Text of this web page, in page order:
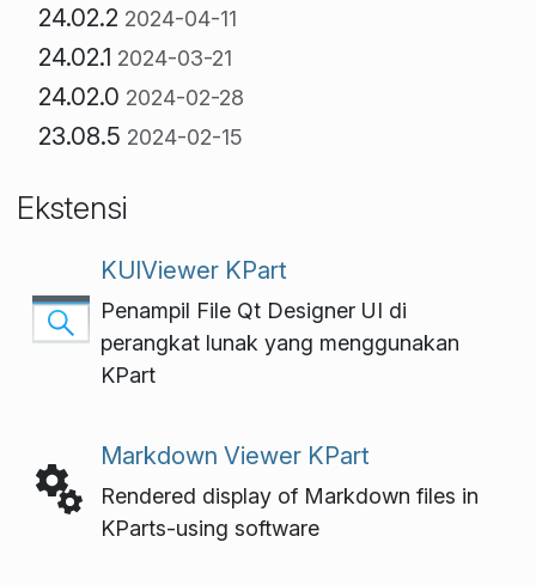
24.02.2 2024-04-11
24.02.1 2024-03-21
24.02.0 2024-02-28
23.08.5 2024-02-15
Ekstensi
KUIViewer KPart
Penampil File Qt Designer UI di
perangkat lunak yang menggunakan
KPart
Markdown Viewer KPart
Rendered display of Markdown files in
KParts-using software